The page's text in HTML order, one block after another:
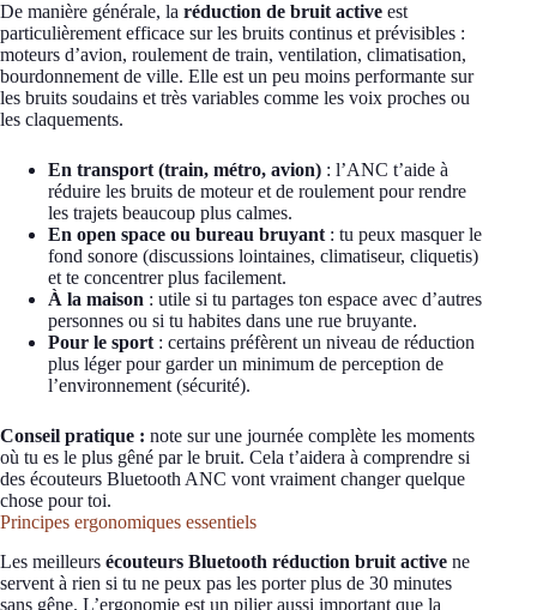
De manière générale, la réduction de bruit active est
particulièrement efficace sur les bruits continus et prévisibles :
moteurs d’avion, roulement de train, ventilation, climatisation,
bourdonnement de ville. Elle est un peu moins performante sur
les bruits soudains et très variables comme les voix proches ou
les claquements.
En transport (train, métro, avion) : l’ANC t’aide à
réduire les bruits de moteur et de roulement pour rendre
les trajets beaucoup plus calmes.
En open space ou bureau bruyant : tu peux masquer le
fond sonore (discussions lointaines, climatiseur, cliquetis)
et te concentrer plus facilement.
À la maison : utile si tu partages ton espace avec d’autres
personnes ou si tu habites dans une rue bruyante.
Pour le sport : certains préfèrent un niveau de réduction
plus léger pour garder un minimum de perception de
l’environnement (sécurité).
Conseil pratique : note sur une journée complète les moments
où tu es le plus gêné par le bruit. Cela t’aidera à comprendre si
des écouteurs Bluetooth ANC vont vraiment changer quelque
chose pour toi.
Principes ergonomiques essentiels
Les meilleurs écouteurs Bluetooth réduction bruit active ne
servent à rien si tu ne peux pas les porter plus de 30 minutes
sans gêne. L’ergonomie est un pilier aussi important que la